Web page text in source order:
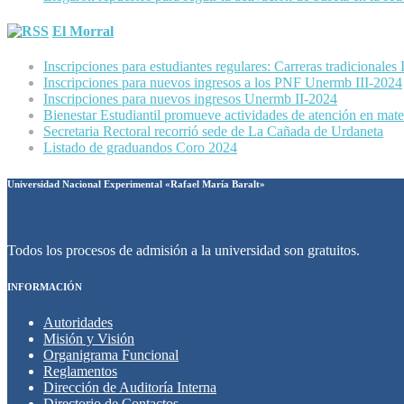
El Morral
Inscripciones para estudiantes regulares: Carreras
Inscripciones para nuevos ingresos a los PNF Unermb III-2024
Inscripciones para nuevos ingresos Unermb II-2024
Bienestar Estudiantil promueve actividades de atención en
Secretaria Rectoral recorrió sede de La Cañada de Urdaneta
Listado de graduandos Coro 2024
Universidad Nacional Experimental «Rafael María Baralt»
Todos los procesos de admisión a la universidad son gratuitos.
INFORMACIÓN
Autoridades
Misión y Visión
Organigrama Funcional
Reglamentos
Dirección de Auditoría Interna